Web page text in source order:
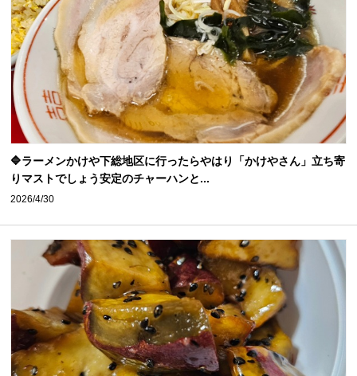
🔷ラーメンかけや下総地区に行ったらやはり「かけやさん」立ち寄
りマストでしょう安定のチャーハンと...
2026/4/30